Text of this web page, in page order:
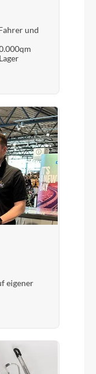
und
eigener